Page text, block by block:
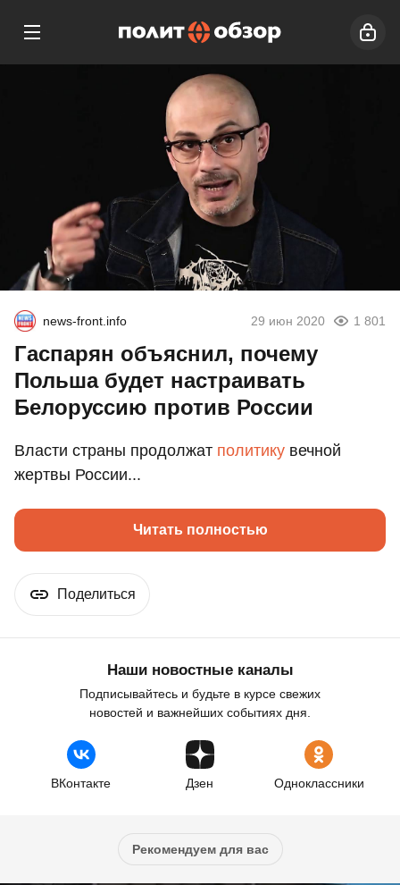
news-front.info 29 июн 2020 1 801
Гаспарян объяснил, почему
Польша будет настраивать
Белоруссию против России
Власти страны продолжат политику вечной
жертвы России...
Читать полностью
Поделиться
Наши новостные каналы
Подписывайтесь и будьте в курсе свежих
новостей и важнейших событиях дня.
ВКонтакте Дзен Одноклассники
Рекомендуем для вас